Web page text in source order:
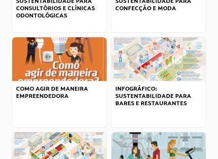
CONSULTÓRIOS E CLÍNICAS
ODONTOLÓGICAS
CONFECÇÃO E MODA
COMO AGIR DE MANEIRA
EMPREENDEDORA
INFOGRÁFICO:
SUSTENTABILIDADE PARA
BARES E RESTAURANTES